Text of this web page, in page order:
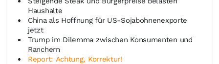
Haushalte
China als Hoffnung für US-Sojabohnenexporte
jetzt
Trump im Dilemma zwischen Konsumenten und
Ranchern
Report: Achtung, Korrektur!